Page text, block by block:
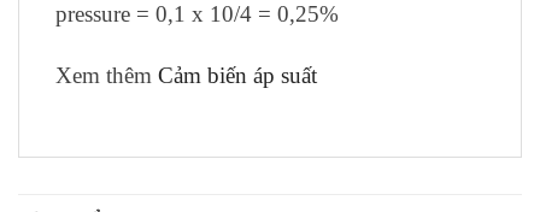
pressure = 0,1 x 10/4 = 0,25%
Xem thêm Cảm biến áp suất